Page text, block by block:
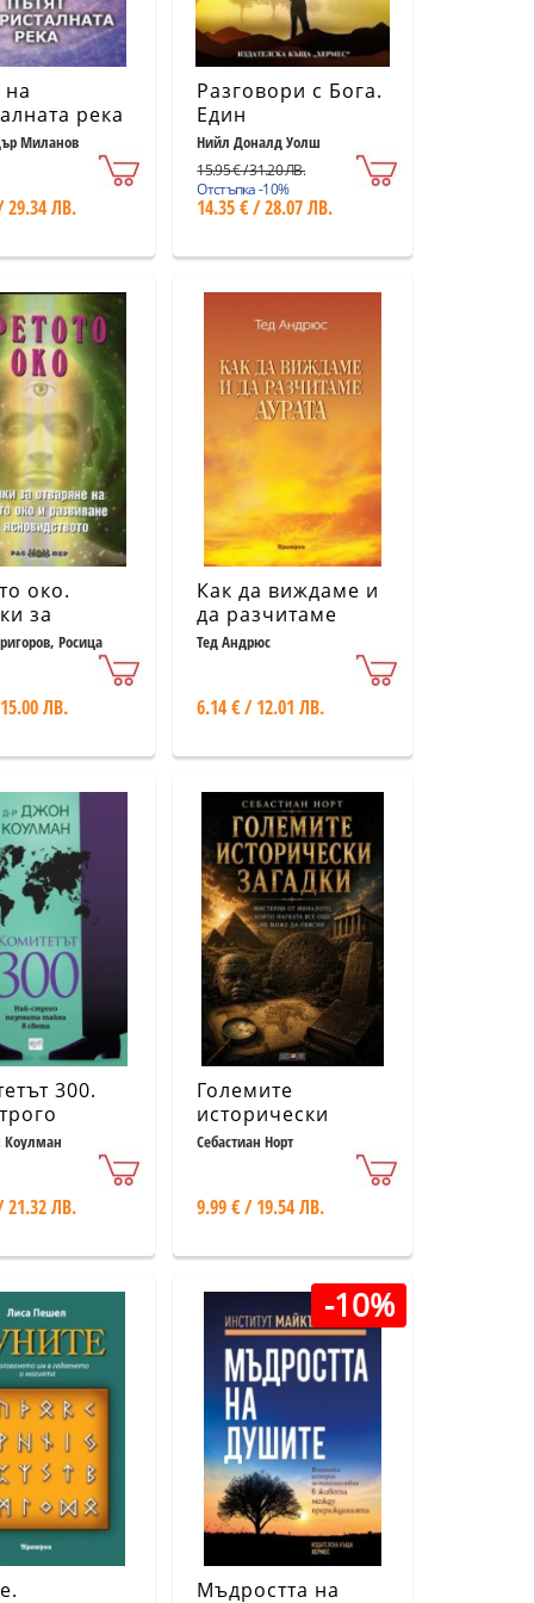
на
река
Миланов
29.34 ЛВ.
Разговори с Бога.
Един
необикновен
диалог (Пълно
издание)
Нийл Доналд Уолш
15.95 € / 31.20 ЛВ.
Отстъпка -10%
14.35 € / 28.07 ЛВ.
око.
за
наРосица
ЛВ.
Как да виждаме и
да разчитаме
аурата
Тед Андрюс
6.14 € / 12.01 ЛВ.
300.
тайна в
21.32 ЛВ.
Големите
исторически
загадки
Себастиан Норт
9.99 € / 19.54 ЛВ.
-10%
Мъдростта на